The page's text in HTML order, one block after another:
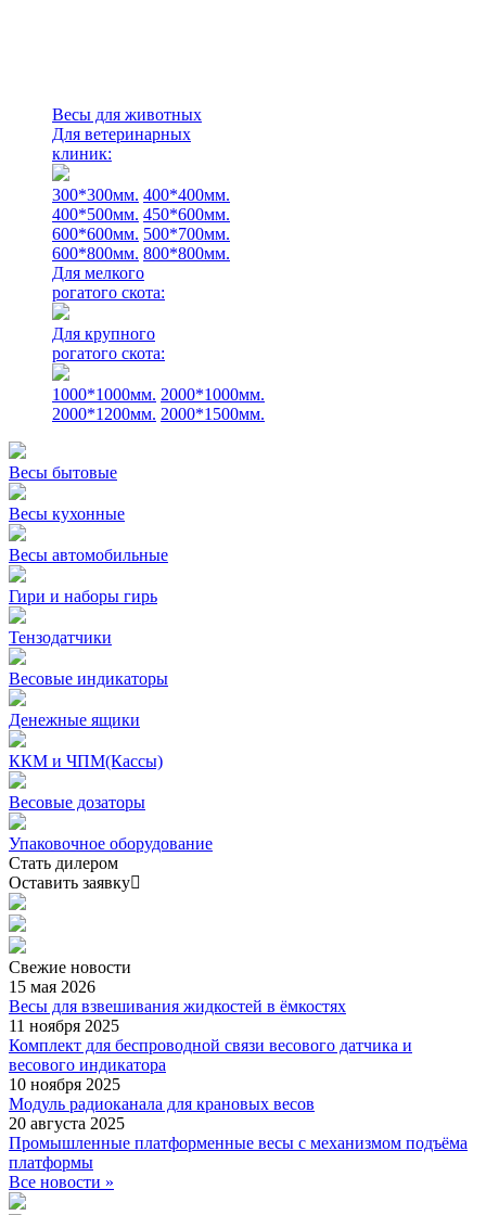
Весы для животных
Для ветеринарных
клиник:
300*300мм. 400*400мм.
400*500мм. 450*600мм.
600*600мм. 500*700мм.
600*800мм. 800*800мм.
Для мелкого
рогатого скота:
Для крупного
рогатого скота:
1000*1000мм. 2000*1000мм.
2000*1200мм. 2000*1500мм.
Весы бытовые
Весы кухонные
Весы автомобильные
Гири и наборы гирь
Тензодатчики
Весовые индикаторы
Денежные ящики
ККМ и ЧПМ(Кассы)
Весовые дозаторы
Упаковочное оборудование
Стать дилером
Оставить заявку
Свежие новости
15 мая 2026
Весы для взвешивания жидкостей в ёмкостях
11 ноября 2025
Комплект для беспроводной связи весового датчика и
весового индикатора
10 ноября 2025
Модуль радиоканала для крановых весов
20 августа 2025
Промышленные платформенные весы с механизмом подъёма
платформы
Все новости »